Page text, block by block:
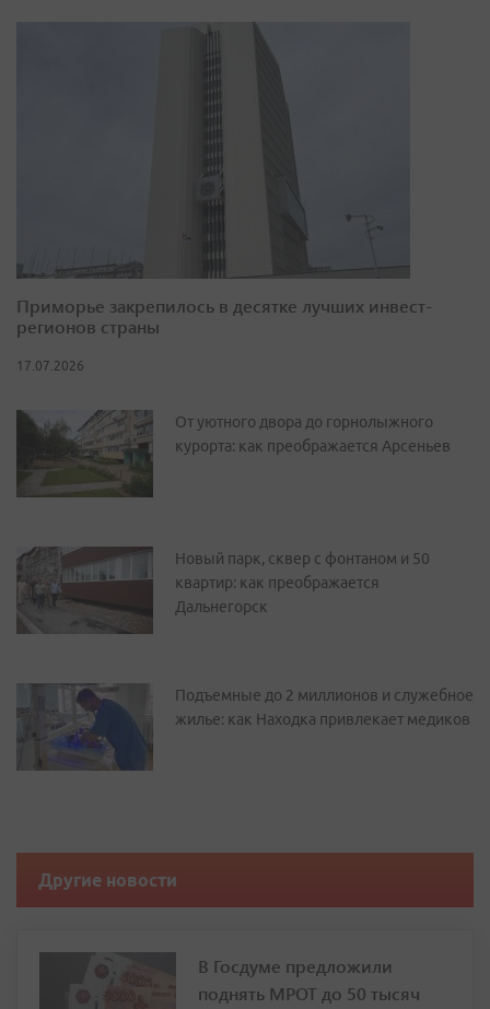
Приморье закрепилось в десятке лучших инвест-
регионов страны
17.07.2026
От уютного двора до горнолыжного
курорта: как преображается Арсеньев
Новый парк, сквер с фонтаном и 50
квартир: как преображается
Дальнегорск
Подъемные до 2 миллионов и служебное
жилье: как Находка привлекает медиков
Другие новости
В Госдуме предложили
поднять МРОТ до 50 тысяч